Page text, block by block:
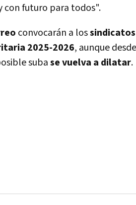
con futuro para todos".
convocarán a lossindicatos
2025-2026, aunque
subase vuelva a dilatar.